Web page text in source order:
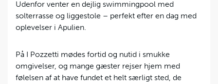
Udenfor venter en dejlig swimmingpool med
solterrasse og liggestole – perfekt efter en dag med
oplevelser i Apulien.
På I Pozzetti mødes fortid og nutid i smukke
omgivelser, og mange gæster rejser hjem med
følelsen af at have fundet et helt særligt sted, de